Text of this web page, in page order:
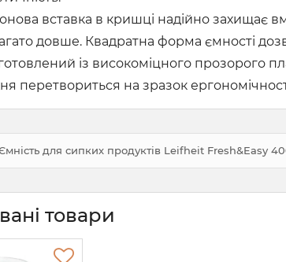
вставка в кришці надійно захищає
довше. Квадратна форма ємності
із високоміцного прозорого
перетвориться на зразок
для сипких продуктів Leifheit Fresh&Easy
товари